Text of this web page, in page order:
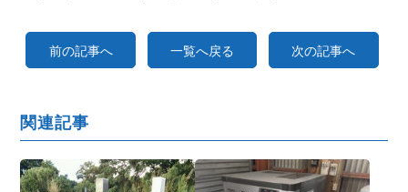
前の記事へ 一覧へ戻る 次の記事へ
関連記事